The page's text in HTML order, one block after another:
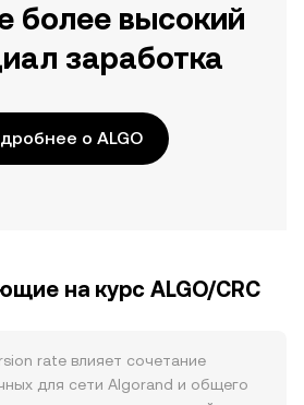
более высокий
заработка
о ALGO
на курс ALGO/CRC
rate влияет сочетание
для сети Algorand и общего